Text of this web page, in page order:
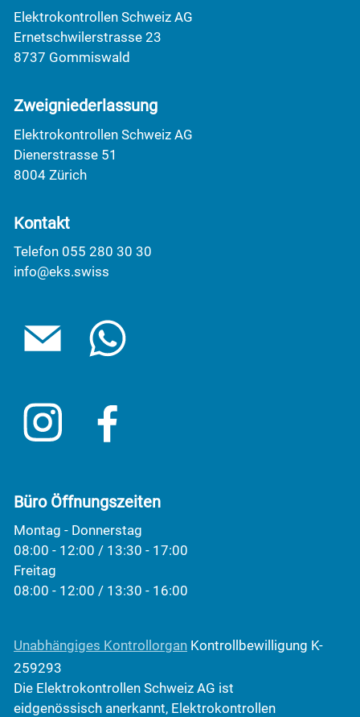
Elektrokontrollen Schweiz AG
Ernetschwilerstrasse 23
8737 Gommiswald
Zweigniederlassung
Elektrokontrollen Schweiz AG
Dienerstrasse 51
8004 Zürich
Kontakt
Telefon 055 280 30 30
info@eks.swiss
Büro Öffnungszeiten
Montag - Donnerstag
08:00 - 12:00 / 13:30 - 17:00
Freitag
08:00 - 12:00 / 13:30 - 16:00
Unabhängiges Kontrollorgan Kontrollbewilligung K-
259293
Die Elektrokontrollen Schweiz AG ist
eidgenössisch anerkannt, Elektrokontrollen